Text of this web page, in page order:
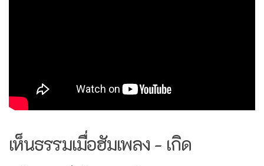
เห็นธรรมเมื่อฮัมเพลง - เกิด